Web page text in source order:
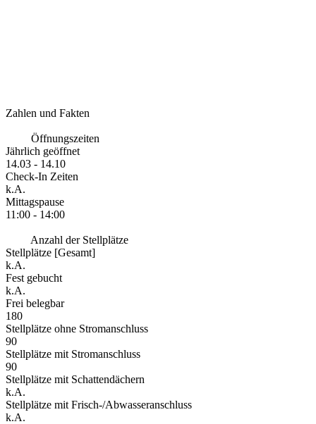
Zahlen und Fakten
Öffnungszeiten
Jährlich geöffnet
14.03 - 14.10
Check-In Zeiten
k.A.
Mittagspause
11:00 - 14:00
Anzahl der Stellplätze
Stellplätze [Gesamt]
k.A.
Fest gebucht
k.A.
Frei belegbar
180
Stellplätze ohne Stromanschluss
90
Stellplätze mit Stromanschluss
90
Stellplätze mit Schattendächern
k.A.
Stellplätze mit Frisch-/Abwasseranschluss
k.A.